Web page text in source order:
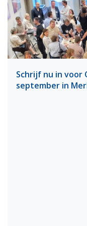
Schrijf nu in voor
september in